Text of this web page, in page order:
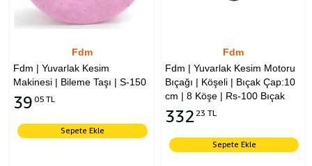
Fdm
Fdm | Yuvarlak Kesim
Makinesi | Bileme Taşı | S-150
39 05 TL
Sepete Ekle
Fdm
Fdm | Yuvarlak Kesim Motoru
Bıçağı | Köşeli | Bıçak Çap:10
cm | 8 Köşe | Rs-100 Bıçak
332 23 TL
Sepete Ekle